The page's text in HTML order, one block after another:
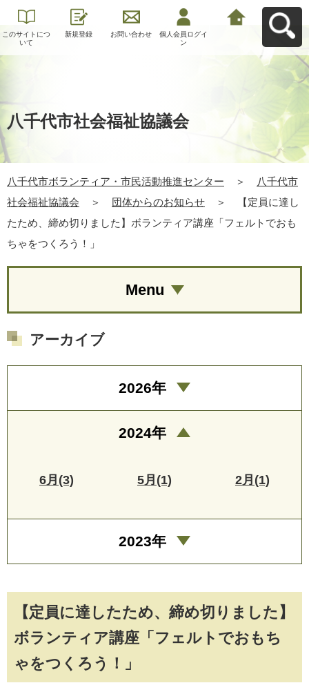
このサイトにつ
いて
新規登録 お問い合わせ
個人会員ログイ
ン
八千代市社会福祉協議会
八千代市ボランティア・市民活動推進センター ＞
八千代市
社会福祉協議会
＞ 団体からのお知らせ ＞
【定員に達し
たため、締め切りました】ボランティア講座「フェルトでおも
ちゃをつくろう！」
【定員に達したため、締め切りました】
ボランティア講座「フェルトでおもち
ゃをつくろう！」
Menu
アーカイブ
2026年
2024年
6月(3) 5月(1) 2月(1)
2023年